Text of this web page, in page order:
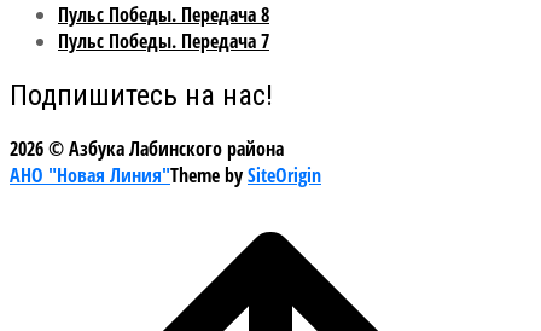
Пульс Победы. Передача 8
Пульс Победы. Передача 7
Подпишитесь на нас!
2026 © Азбука Лабинского района
АНО "Новая Линия"Theme bySiteOrigin